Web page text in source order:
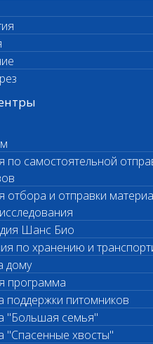
по самостоятельной
отбора и отправки
Шанс Био
по хранению и
дому
программа
поддержки питомников
"Большая семья"
"Спасенные хвосты"
срочных